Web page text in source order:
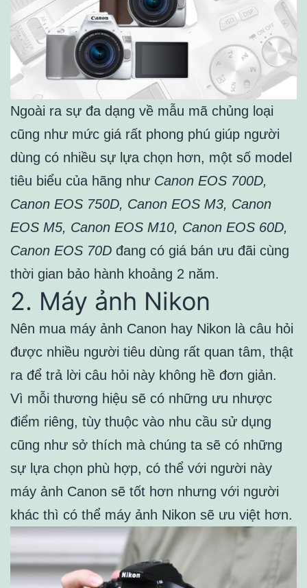
Ngoài ra sự đa dạng về mẫu mã chủng loại
cũng như mức giá rất phong phú giúp người
dùng có nhiều sự lựa chọn hơn, một số model
tiêu biểu của hãng như Canon EOS 700D,
Canon EOS 750D, Canon EOS M3, Canon
EOS M5, Canon EOS M10, Canon EOS 60D,
Canon EOS 70D đang có giá bán ưu đãi cùng
thời gian bảo hành khoảng 2 năm.
2. Máy ảnh Nikon
Nên mua máy ảnh Canon hay Nikon là câu hỏi
được nhiều người tiêu dùng rất quan tâm, thật
ra để trả lời câu hỏi này không hề đơn giản.
Vì mỗi thương hiệu sẽ có những ưu nhược
điểm riêng, tùy thuộc vào nhu cầu sử dụng
cũng như sở thích mà chúng ta sẽ có những
sự lựa chọn phù hợp, có thể với người này
máy ảnh Canon sẽ tốt hơn nhưng với người
khác thì có thể máy ảnh Nikon sẽ ưu việt hơn.